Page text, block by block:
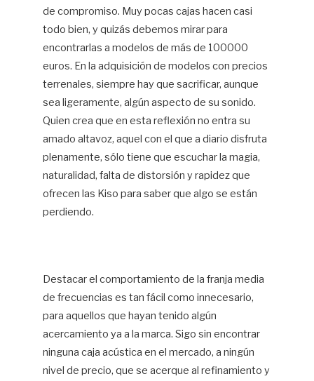
de compromiso. Muy pocas cajas hacen casi
todo bien, y quizás debemos mirar para
encontrarlas a modelos de más de 100000
euros. En la adquisición de modelos con precios
terrenales, siempre hay que sacrificar, aunque
sea ligeramente, algún aspecto de su sonido.
Quien crea que en esta reflexión no entra su
amado altavoz, aquel con el que a diario disfruta
plenamente, sólo tiene que escuchar la magia,
naturalidad, falta de distorsión y rapidez que
ofrecen las Kiso para saber que algo se están
perdiendo.
Destacar el comportamiento de la franja media
de frecuencias es tan fácil como innecesario,
para aquellos que hayan tenido algún
acercamiento ya a la marca. Sigo sin encontrar
ninguna caja acústica en el mercado, a ningún
nivel de precio, que se acerque al refinamiento y